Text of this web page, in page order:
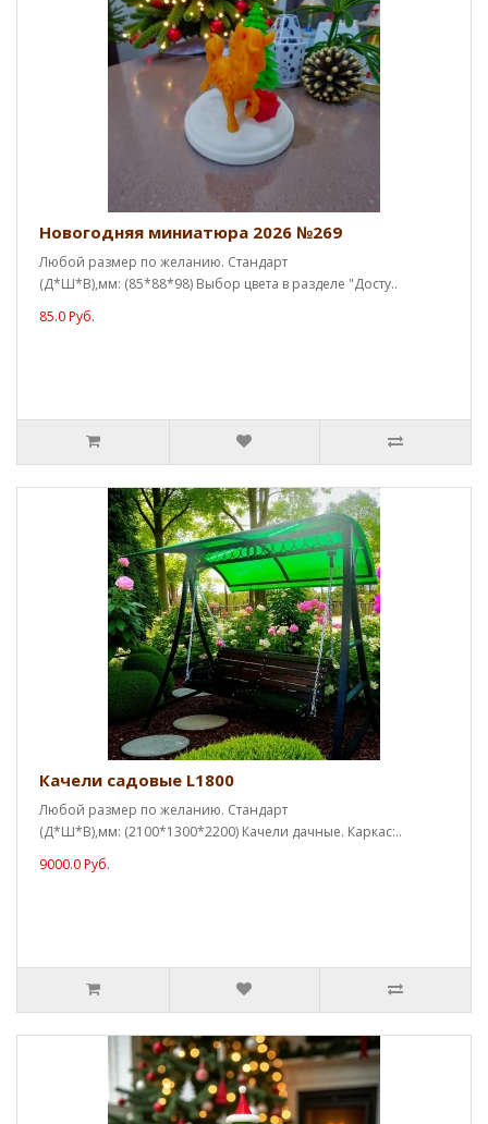
Новогодняя миниатюра 2026 №269
Любой размер по желанию. Стандарт
(Д*Ш*В),мм: (85*88*98) Выбор цвета в разделе "Досту..
85.0 Руб.
Качели садовые L1800
Любой размер по желанию. Стандарт
(Д*Ш*В),мм: (2100*1300*2200) Качели дачные. Каркас:..
9000.0 Руб.